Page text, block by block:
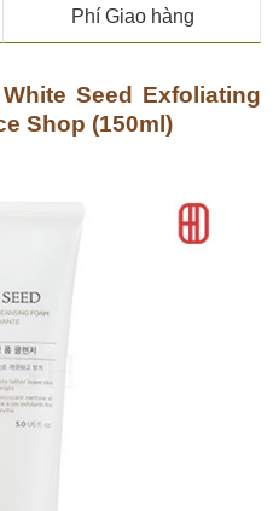
Phí Giao hàng
Seed Exfoliating
Shop (150ml)